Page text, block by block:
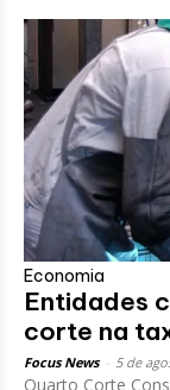
Economia
Entidades
corte na
Focus News 5 de
Quarto Corte